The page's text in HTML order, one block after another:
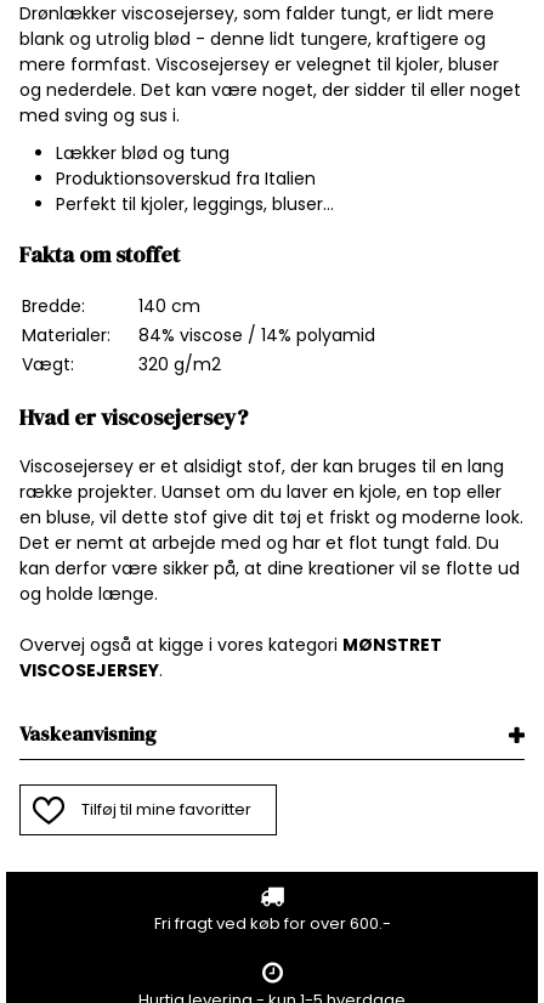
Drønlækker viscosejersey, som falder tungt, er lidt mere
blank og utrolig blød - denne lidt tungere, kraftigere og
mere formfast. Viscosejersey er velegnet til kjoler, bluser
og nederdele. Det kan være noget, der sidder til eller noget
med sving og sus i.
Lækker blød og tung
Produktionsoverskud fra Italien
Perfekt til kjoler, leggings, bluser...
Fakta om stoffet
Bredde:
140 cm
Materialer:
84% viscose / 14% polyamid
Vægt:
320 g/m2
Hvad er viscosejersey?
Viscosejersey er et alsidigt stof, der kan bruges til en lang
række projekter. Uanset om du laver en kjole, en top eller
en bluse, vil dette stof give dit tøj et friskt og moderne look.
Det er nemt at arbejde med og har et flot tungt fald. Du
kan derfor være sikker på, at dine kreationer vil se flotte ud
og holde længe.
Overvej også at kigge i vores kategori MØNSTRET
VISCOSEJERSEY.
Vaskeanvisning
Tilføj til mine favoritter
Fri fragt ved køb for over 600.-